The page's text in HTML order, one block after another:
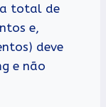
total de
e,
deve
e não